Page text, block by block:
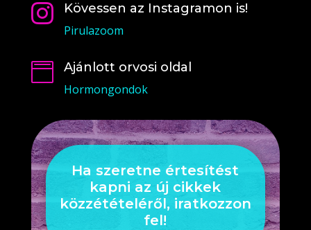

Kövessen az Instagramon is!
Pirulazoom

Ajánlott orvosi oldal
Hormongondok
Ha szeretne értesítést
kapni az új cikkek
közzétételéről, iratkozzon
fel!